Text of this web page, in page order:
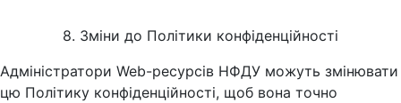
8. Зміни до Політики конфіденційності
Адміністратори Web-ресурсів НФДУ можуть змінювати
цю Політику конфіденційності, щоб вона точно